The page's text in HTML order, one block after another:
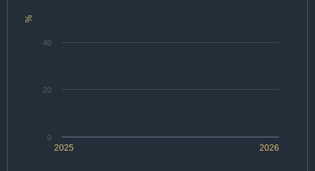
%
2025 2026
0
20
40